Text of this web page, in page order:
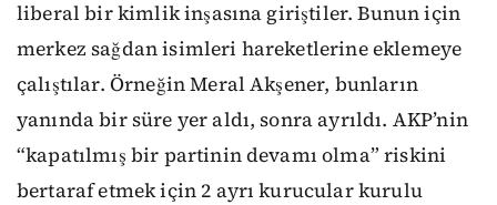
liberal bir kimlik inşasına giriştiler. Bunun için
merkez sağdan isimleri hareketlerine eklemeye
çalıştılar. Örneğin Meral Akşener, bunların
yanında bir süre yer aldı, sonra ayrıldı. AKP’nin
“kapatılmış bir partinin devamı olma” riskini
bertaraf etmek için 2 ayrı kurucular kurulu